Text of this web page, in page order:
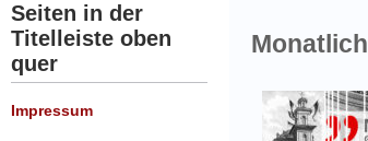
Seiten in der
Titelleiste oben
quer
Impressum